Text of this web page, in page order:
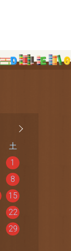
土
1
8
15
22
29